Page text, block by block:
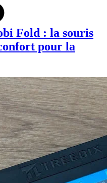
Fold : la souris
pour la